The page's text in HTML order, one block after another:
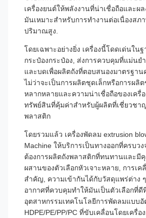
เครื่องยนต์ให้พลังงานที่น่าเชื่อถือและผ
มันเหมาะสําหรับการทํางานต่อเนื่องสภ
ปริมาณสูง.
โดยเฉพาะอย่างยิ่ง เครื่องนี้โดดเด่นในฐ
กระป๋องกระป๋อง, ส่งการควบคุมที่แม่นยํ
และบดเพื่อผลิตถังที่ตอบสนองมาตรฐา
ไม่ว่าจะเป็นการผลิตชุดเล็กหรือการผลิ
หลากหลายและความน่าเชื่อถือของเครื่
ทรัพย์สินที่คุ้มค่าสําหรับผู้ผลิตที่เชี่ยวชา
พลาสติก
โดยรวมแล้ว เครื่องพัดลม extrusion
Machine ให้บริการเป็นทางออกที่ครบว
ต้องการผลิตถังพลาสติกที่ทนทานและมี
ผสานของตัวเลือกหัวเจาะหลาย, การเ
สําคัญ, ความเข้ากันได้กับวัสดุแพร่ต่าง
อากาศที่ควบคุมทําให้มันเป็นตัวเลือกที่ดี
อุตสาหกรรมเทคโนโลยีการพัดลมแบบ
HDPE/PE/PP/PC ที่ขับเคลื่อนโดยเครื่